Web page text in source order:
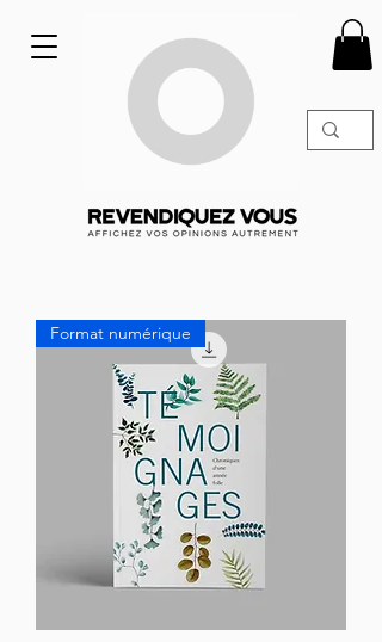
Format numérique